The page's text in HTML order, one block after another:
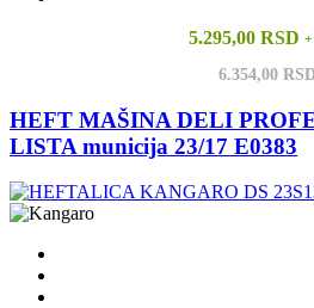
5.295,00 RSD
6.354,00
HEFT MAŠINA DELI
LISTA municija 23/17 E0383